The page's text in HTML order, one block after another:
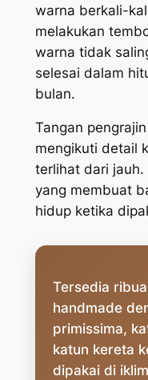
warna berkali-
melakukan
warna tidak
selesai dalam
bulan.
Tangan
mengikuti detail
terlihat dari
yang membuat
hidup ketika
Tersedia
handmade
primissima,
katun kereta
dipakai di